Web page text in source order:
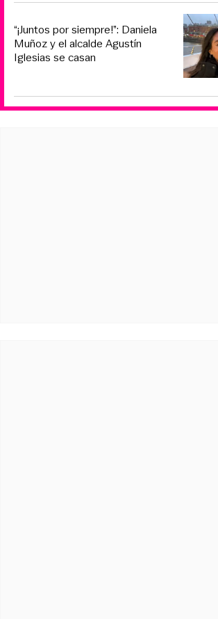
“¡Juntos por siempre!”: Daniela
Muñoz y el alcalde Agustín
Iglesias se casan